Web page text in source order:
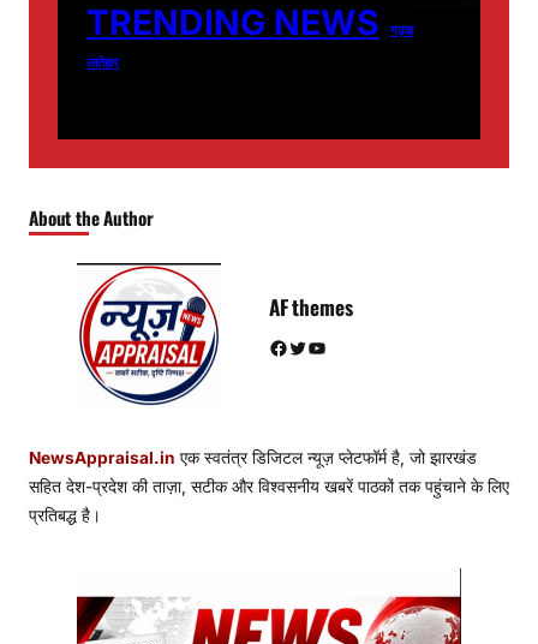
TRENDING NEWS
गढ़वा
लातेहार
About the Author
AF themes
Facebook Twitter YouTube
NewsAppraisal.in एक स्वतंत्र डिजिटल न्यूज़ प्लेटफॉर्म है, जो झारखंड
सहित देश-प्रदेश की ताज़ा, सटीक और विश्वसनीय खबरें पाठकों तक पहुंचाने के लिए
प्रतिबद्ध है।